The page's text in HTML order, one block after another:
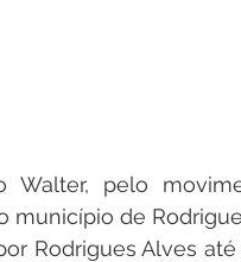
Walter, pelo
município de
Rodrigues Alves